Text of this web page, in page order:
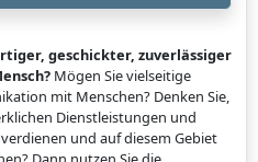
geschickter, zuverlässiger
Mögen Sie vielseitige
mit Menschen? Denken Sie,
Dienstleistungen und
und auf diesem Gebiet